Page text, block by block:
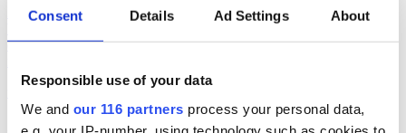
Consent Details Ad Settings About
Responsible use of your data
We and our 116 partners process your personal data,
Forskarna från Stockholm Resilience Centre, Kungliga
Vetenskapsakademin och universitetet i Amsterdam har presenterat
en studie som visar samband mellan skatteparadis och
undersökningar
2018-08-09, 07:12